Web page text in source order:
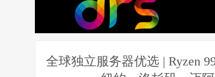
全球独立服务器优选 | Ryzen